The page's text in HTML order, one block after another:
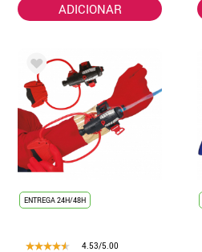
ADICIONAR
ENTREGA 24H/48H
4.53/5.00